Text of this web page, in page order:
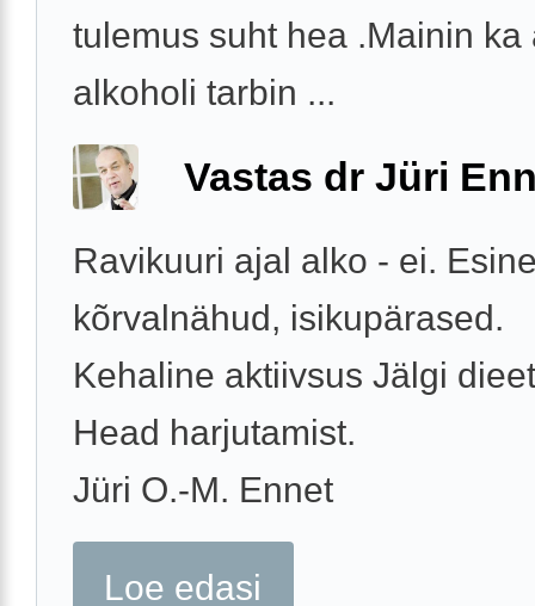
tulemus suht hea .Mainin ka
alkoholi tarbin ...
Vastas dr Jüri
Ravikuuri ajal alko - ei.
kõrvalnähud, isikupärased.
Kehaline aktiivsus Jälgi
Head harjutamist.
Jüri O.-M. Ennet
Loe edasi